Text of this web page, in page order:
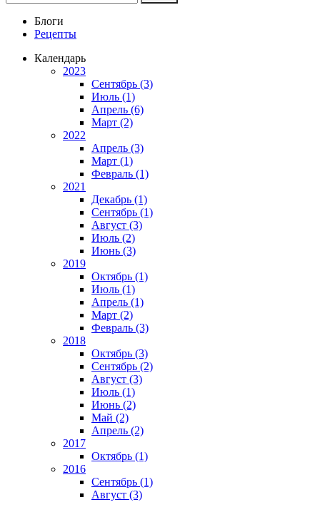
Блоги
Рецепты
Календарь
2023
Сентябрь (3)
Июль (1)
Апрель (6)
Март (2)
2022
Апрель (3)
Март (1)
Февраль (1)
2021
Декабрь (1)
Сентябрь (1)
Август (3)
Июль (2)
Июнь (3)
2019
Октябрь (1)
Июль (1)
Апрель (1)
Март (2)
Февраль (3)
2018
Октябрь (3)
Сентябрь (2)
Август (3)
Июль (1)
Июнь (2)
Май (2)
Апрель (2)
2017
Октябрь (1)
2016
Сентябрь (1)
Август (3)